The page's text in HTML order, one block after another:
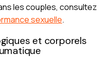
les couples, consultez
sexuelle.
et corporels